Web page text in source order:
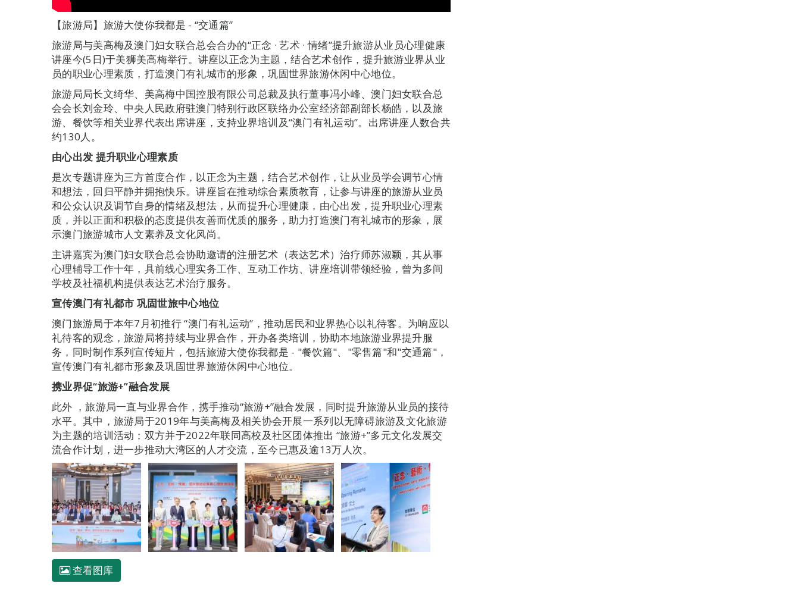
【旅游局】旅游大使你我都是 - “交通篇”
旅游局与美高梅及澳门妇女联合总会合办的“正念 · 艺术 · 情绪”提升旅游从业员心理健康
讲座今(5日)于美狮美高梅举行。讲座以正念为主题，结合艺术创作，提升旅游业界从业
员的职业心理素质，打造澳门有礼城市的形象，巩固世界旅游休闲中心地位。
旅游局局长文绮华、美高梅中国控股有限公司总裁及执行董事冯小峰、澳门妇女联合总
会会长刘金玲、中央人民政府驻澳门特别行政区联络办公室经济部副部长杨皓，以及旅
游、餐饮等相关业界代表出席讲座，支持业界培训及“澳门有礼运动”。出席讲座人数合共
约130人。
由心出发 提升职业心理素质
是次专题讲座为三方首度合作，以正念为主题，结合艺术创作，让从业员学会调节心情
和想法，回归平静并拥抱快乐。讲座旨在推动综合素质教育，让参与讲座的旅游从业员
和公众认识及调节自身的情绪及想法，从而提升心理健康，由心出发，提升职业心理素
质，并以正面和积极的态度提供友善而优质的服务，助力打造澳门有礼城市的形象，展
示澳门旅游城市人文素养及文化风尚。
主讲嘉宾为澳门妇女联合总会协助邀请的注册艺术（表达艺术）治疗师苏淑颖，其从事
心理辅导工作十年，具前线心理实务工作、互动工作坊、讲座培训带领经验，曾为多间
学校及社福机构提供表达艺术治疗服务。
宣传澳门有礼都市 巩固世旅中心地位
澳门旅游局于本年7月初推行 “澳门有礼运动”，推动居民和业界热心以礼待客。为响应以
礼待客的观念，旅游局将持续与业界合作，开办各类培训，协助本地旅游业界提升服
务，同时制作系列宣传短片，包括旅游大使你我都是 - "餐饮篇"、"零售篇"和"交通篇"，
宣传澳门有礼都市形象及巩固世界旅游休闲中心地位。
携业界促“旅游+”融合发展
此外 ，旅游局一直与业界合作，携手推动“旅游+”融合发展，同时提升旅游从业员的接待
水平。其中，旅游局于2019年与美高梅及相关协会开展一系列以无障碍旅游及文化旅游
为主题的培训活动；双方并于2022年联同高校及社区团体推出 “旅游+”多元文化发展交
流合作计划，进一步推动大湾区的人才交流，至今已惠及逾13万人次。
查看图库